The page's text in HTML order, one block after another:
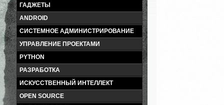
ГАДЖЕТЫ
ANDROID
СИСТЕМНОЕ АДМИНИСТРИРОВАНИЕ
УПРАВЛЕНИЕ ПРОЕКТАМИ
PYTHON
РАЗРАБОТКА
ИСКУССТВЕННЫЙ ИНТЕЛЛЕКТ
OPEN SOURCE